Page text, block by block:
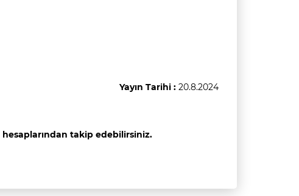
Yayın Tarihi : 20.8.2024
hesaplarından takip edebilirsiniz.